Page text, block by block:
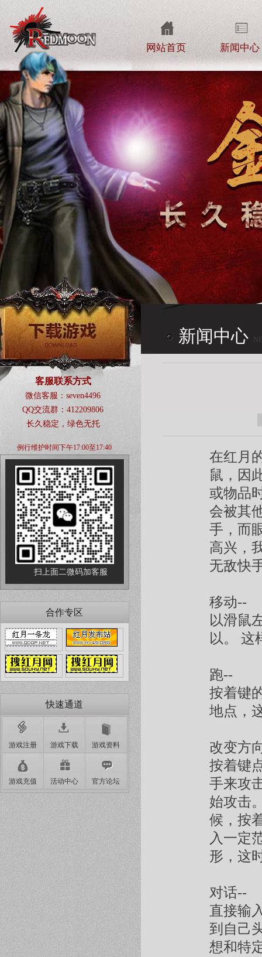
网站首页 新闻中心
客服联系方式
微信客服：seven4496
QQ交流群：412209806
长久稳定，绿色无托
例行维护时间下午17:00至17:40
扫上面二微码加客服
合作专区
快速通道
游戏注册 游戏下载 游戏资料
游戏充值 活动中心 官方论坛
新闻中心
在红月
鼠，因
或物品
会被其
手，而
高兴，
无敌快
移动--
以滑鼠
以。 这
跑--
按着键
地点，
改变方
按着键
手来攻
始攻击
候，按
入一定
形，这
对话--
直接输
到自己
想和特